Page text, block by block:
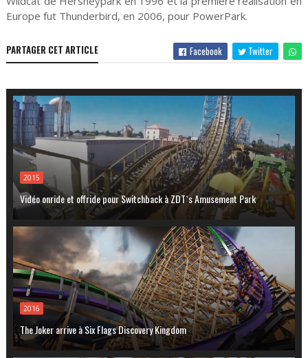
Europe fut Thunderbird, en 2006, pour PowerPark.
PARTAGER CET ARTICLE Facebook Twitter
2015
Vidéo onride et offride pour Switchback à ZDT`s Amusement Park
2016
The Joker arrive à Six Flags Discovery Kingdom